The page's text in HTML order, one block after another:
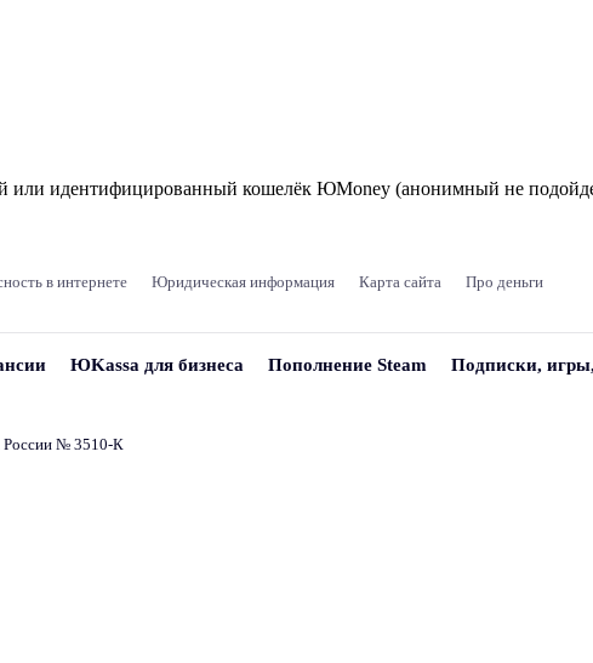
или идентифицированный кошелёк ЮMoney (анонимный не
в интернете Юридическая информация Карта сайта Про деньги
ЮKassa для бизнеса Пополнение Steam Подписки,
России № 3510‑К